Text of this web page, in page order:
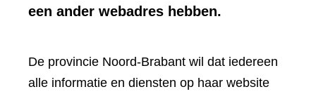
een ander webadres hebben.
De provincie Noord-Brabant wil dat iedereen
alle informatie en diensten op haar website